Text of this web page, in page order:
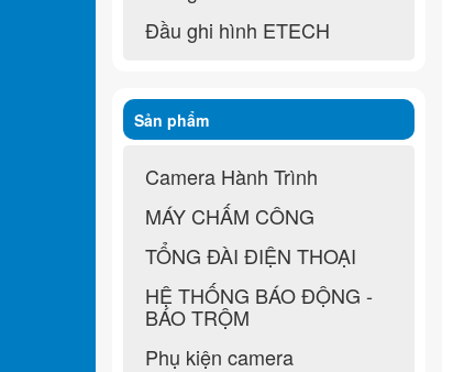
Đầu ghi hình ETECH
Sản phẩm
Camera Hành Trình
MÁY CHẤM CÔNG
TỔNG ĐÀI ĐIỆN THOẠI
HỆ THỐNG BÁO ĐỘNG -
BÁO TRỘM
Phụ kiện camera